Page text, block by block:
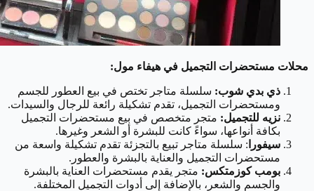
محلات مستحضرات التجميل في هيفاء مول:
ذي بدي شوب: سلسلة متاجر تختص في بيع العطور للجسم
ومستحضرات التجميل، تقدم تشكيلة رائعة للرجال والسيدات.
نزيه للتجميل: متجر متخصص في بيع مستحضرات التجميل
بكافة أنواعها، سواءً كانت للبشرة أو الشعر وغيرها.
سيفورا : سلسلة متاجر تبيع بالتجزئة تقدم تشكيلة واسعة من
مستحضرات التجميل والعناية بالبشرة والعطور.
بومب كوزمتكس: متجر يقدم مستحضرات العناية بالبشرة
والجسم والشعر، بالإضافة إلى أدوات التجميل المختلفة.